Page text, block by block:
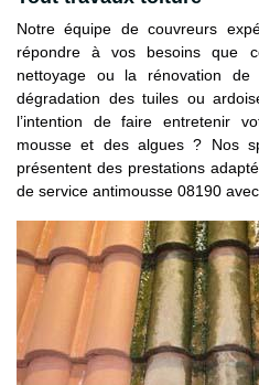
Notre équipe de couvreurs
répondre à vos besoins que
nettoyage ou la rénovation de
dégradation des tuiles ou
l’intention de faire entretenir
mousse et des algues ? Nos
présentent des prestations
de service antimousse 08190